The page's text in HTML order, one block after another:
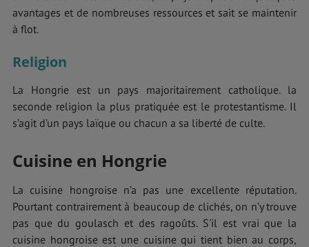
avantages et de nombreuses ressources et sait se maintenir
à flot.
Religion
La Hongrie est un pays majoritairement catholique. la
seconde religion la plus pratiquée est le protestantisme. Il
s’agit d’un pays laïque ou chacun a sa liberté de culte.
Cuisine en Hongrie
La cuisine hongroise n’a pas une excellente réputation.
Pourtant contrairement à beaucoup de clichés, on n’y trouve
pas que du goulasch et des ragoûts. S'il est vrai que la
cuisine hongroise est une cuisine qui tient bien au corps,